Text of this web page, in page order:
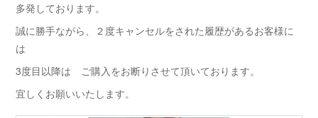
多発しております。
誠に勝手ながら、２度キャンセルをされた履歴があるお客様に
は
3度目以降は ご購入をお断りさせて頂いております。
宜しくお願いいたします。